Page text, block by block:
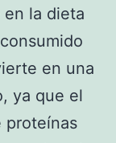
la dieta
en una
ya que el
proteínas